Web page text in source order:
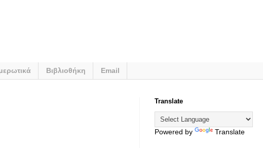
Βιβλιοθήκη Email
Translate
Powered by Translate